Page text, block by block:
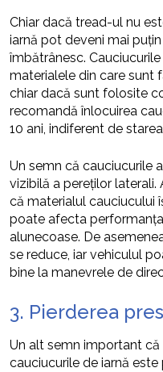
Chiar dacă tread-ul nu
iarnă pot deveni mai
îmbătrânesc.
materialele din care sunt
chiar dacă sunt folosite
recomandă înlocuirea
10 ani, indiferent de
Un semn că cauciucurile
vizibilă a pereților
că materialul cauciucului
poate afecta
alunecoase. De
se reduce, iar vehiculul
bine la manevrele de
3. Pierderea
Un alt semn important
cauciucurile de iarnă